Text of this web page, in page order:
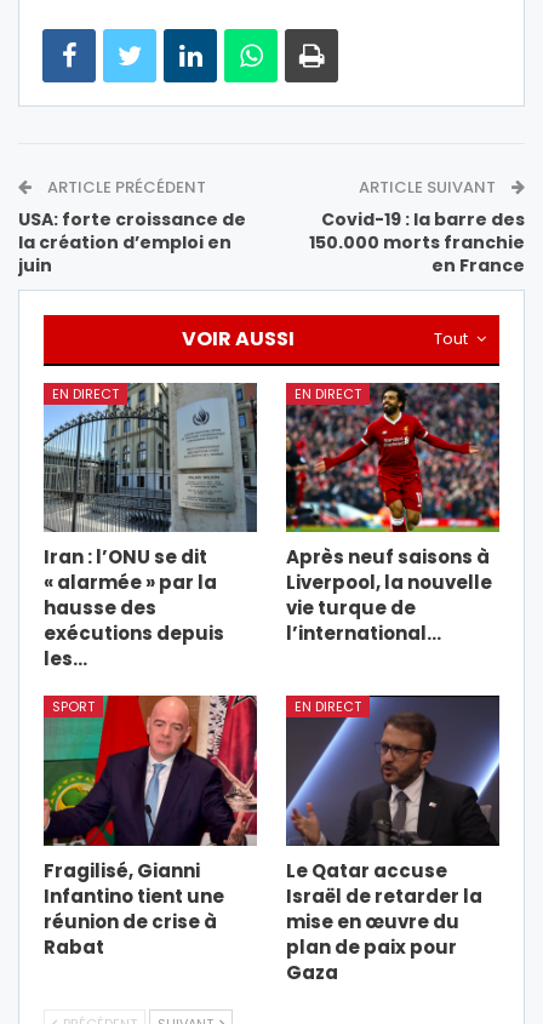
ARTICLE PRÉCÉDENT
USA: forte croissance de
la création d’emploi en
juin
ARTICLE SUIVANT
Covid-19 : la barre des
150.000 morts franchie
en France
Tout
VOIR AUSSI
EN DIRECT
Iran : l’ONU se dit
« alarmée » par la
hausse des
exécutions depuis
les…
EN DIRECT
Après neuf saisons à
Liverpool, la nouvelle
vie turque de
l’international…
SPORT
Fragilisé, Gianni
Infantino tient une
réunion de crise à
Rabat
EN DIRECT
Le Qatar accuse
Israël de retarder la
mise en œuvre du
plan de paix pour
Gaza